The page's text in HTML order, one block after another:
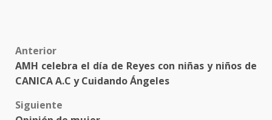
Post
navigation
Anterior
AMH celebra el día de Reyes con niñas y niños de
CANICA A.C y Cuidando Ángeles
Siguiente